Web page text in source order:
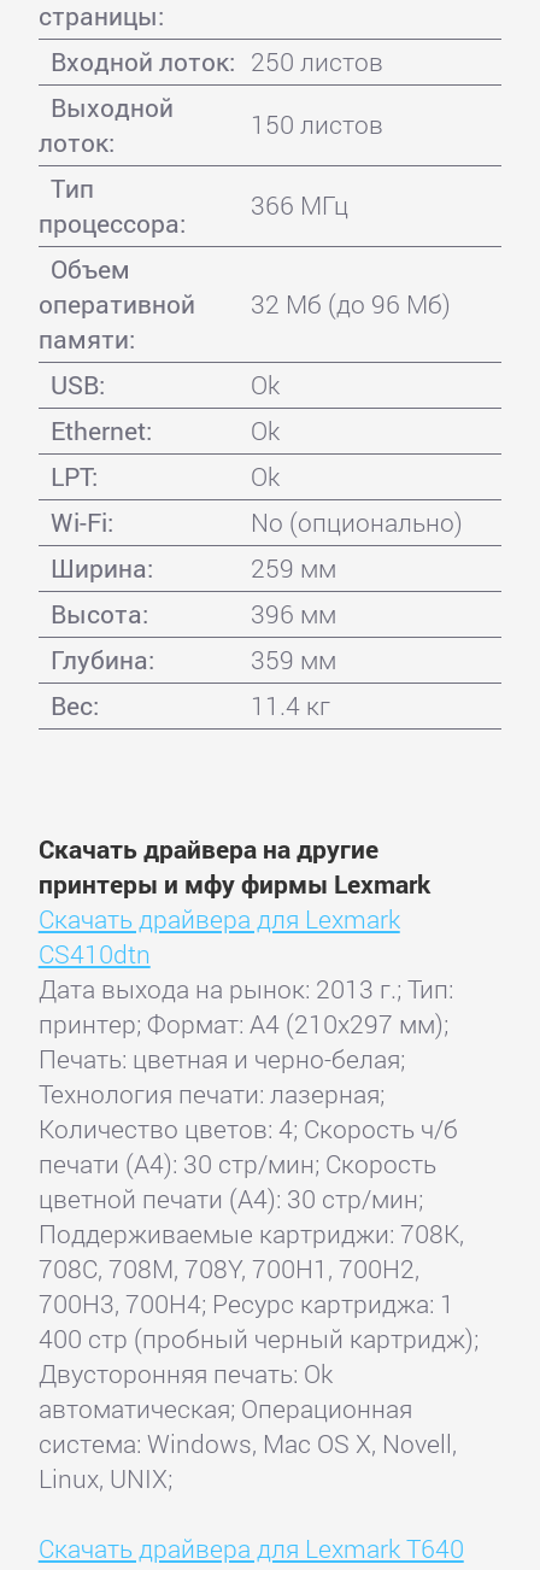
страницы:
Входной лоток: 250 листов
Выходной
лоток:
150 листов
Тип
процессора:
366 МГц
Объем
оперативной
памяти:
32 Мб (до 96 Мб)
USB:
Ok
Ethernet:
Ok
LPT:
Ok
Wi-Fi:
No (опционально)
Ширина:
259 мм
Высота:
396 мм
Глубина:
359 мм
Вес:
11.4 кг
Скачать драйвера на другие
принтеры и мфу фирмы Lexmark
Скачать драйвера для Lexmark
CS410dtn
Дата выхода на рынок: 2013 г.; Тип:
принтер; Формат: A4 (210x297 мм);
Печать: цветная и черно-белая;
Технология печати: лазерная;
Количество цветов: 4; Скорость ч/б
печати (А4): 30 стр/мин; Скорость
цветной печати (А4): 30 стр/мин;
Поддерживаемые картриджи: 708K,
708C, 708M, 708Y, 700H1, 700H2,
700H3, 700H4; Ресурс картриджа: 1
400 стр (пробный черный картридж);
Двусторонняя печать: Ok
автоматическая; Операционная
система: Windows, Mac OS X, Novell,
Linux, UNIX;
Скачать драйвера для Lexmark T640